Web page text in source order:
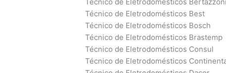
Técnico de Eletrodomésticos Best
Técnico de Eletrodomésticos Bosch
Técnico de Eletrodomésticos Brastemp
Técnico de Eletrodomésticos Consul
Técnico de Eletrodomésticos